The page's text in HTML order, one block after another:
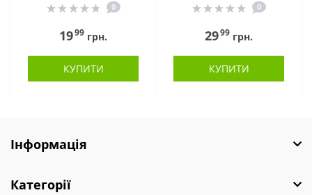
0
1999 грн.
КУПИТИ
0
2999 грн.
КУПИТИ
Інформація
Категорії